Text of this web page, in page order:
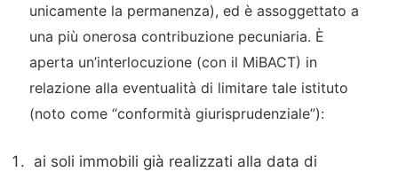
unicamente la permanenza), ed è assoggettato a
una più onerosa contribuzione pecuniaria. È
aperta un’interlocuzione (con il MiBACT) in
relazione alla eventualità di limitare tale istituto
(noto come “conformità giurisprudenziale”):
ai soli immobili già realizzati alla data di